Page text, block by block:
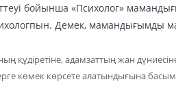
бойынша «Психолог»
Демек, мамандығымды
адамзаттың жан дүниесіне
көмек көрсете алатындығына